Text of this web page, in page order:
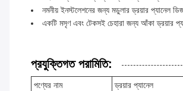
নমনীয় ইনস্টলেশনের জন্য মডুলার ড্রয়ার প্যানেল
একটি মসৃণ এবং টেকসই চেহারা জন্য আঁকা ড্রয়ার
প্রযুক্তিগত পরামিতি:
পণ্যের নাম
ড্রয়ার প্যানেল